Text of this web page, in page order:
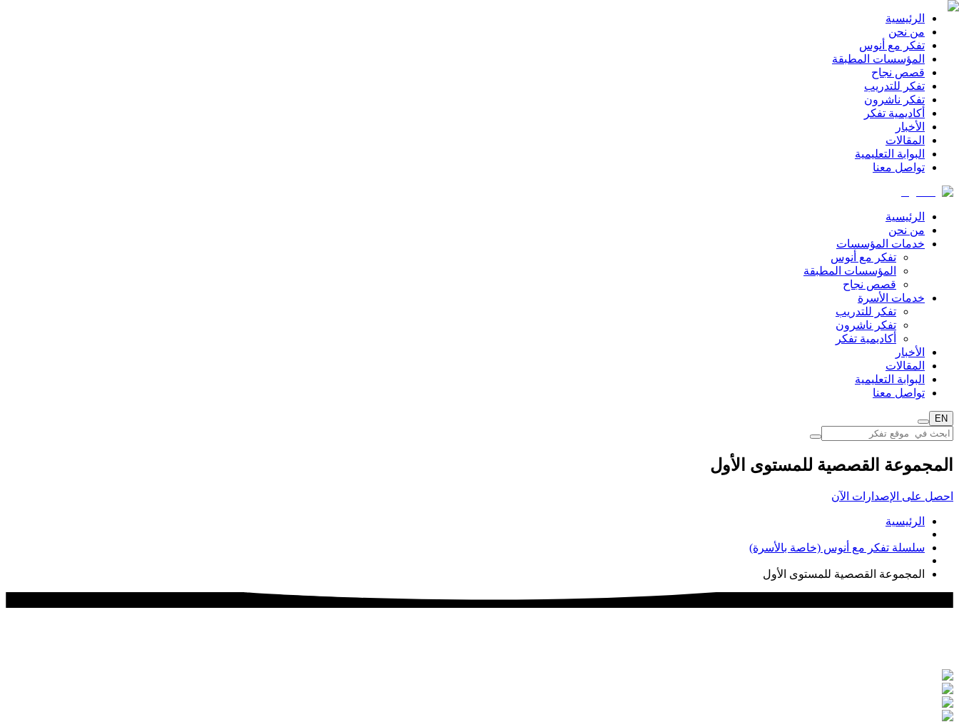
الرئيسية
من نحن
تفكر مع أنوس
المؤسسات المطبقة
قصص نجاح
تفكر للتدريب
تفكر ناشرون
أكاديمية تفكر
الأخبار
المقالات
البوابة التعليمية
تواصل معنا
الرئيسية
من نحن
خدمات المؤسسات
تفكر مع أنوس
المؤسسات المطبقة
قصص نجاح
خدمات الأسرة
تفكر للتدريب
تفكر ناشرون
أكاديمية تفكر
الأخبار
المقالات
البوابة التعليمية
تواصل معنا
EN
المجموعة القصصية للمستوى الأول
احصل على الإصدارات الآن
الرئيسية
سلسلة تفكر مع أنوس (خاصة بالأسرة)
المجموعة القصصية للمستوى الأول